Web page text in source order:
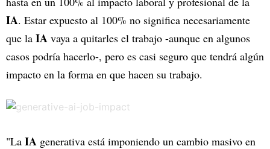
IA. Estar expuesto al 100% no significa necesariamente
que la IA vaya a quitarles el trabajo -aunque en algunos
casos podría hacerlo-, pero es casi seguro que tendrá algún
impacto en la forma en que hacen su trabajo.
"La IA generativa está imponiendo un cambio masivo en